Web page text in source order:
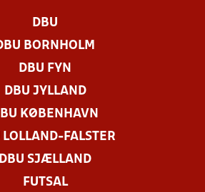
DBU
BORNHOLM
DBU FYN
DBU JYLLAND
KØBENHAVN
LOLLAND-FALSTER
DBU SJÆLLAND
FUTSAL